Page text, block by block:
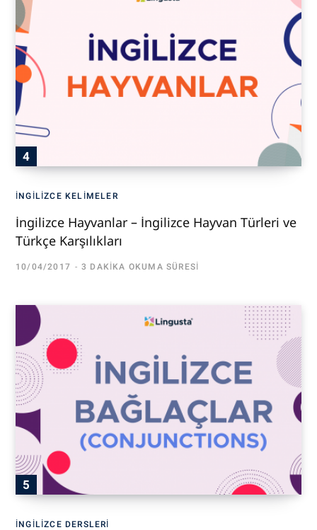
İNGILIZCE KELIMELER
İngilizce Hayvanlar – İngilizce Hayvan Türleri ve
Türkçe Karşılıkları
10/04/2017 3 DAKIKA OKUMA SÜRESI
İNGILIZCE DERSLERI